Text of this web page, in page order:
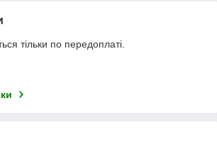
тільки по передоплаті.